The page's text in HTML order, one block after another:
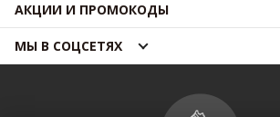
АКЦИИ И ПРОМОКОДЫ
МЫ В СОЦСЕТЯХ